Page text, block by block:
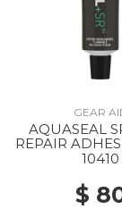
GEAR
AQUASEAL
REPAIR
-
10410
$